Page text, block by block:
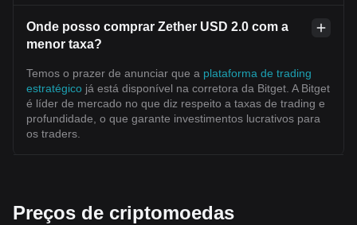
Onde posso comprar Zether USD 2.0 com a
menor taxa?
Temos o prazer de anunciar que a plataforma de trading
estratégico já está disponível na corretora da Bitget. A Bitget
é líder de mercado no que diz respeito a taxas de trading e
profundidade, o que garante investimentos lucrativos para
os traders.
Preços de criptomoedas